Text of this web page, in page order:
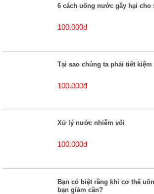
6 cách uống nước gây hại cho
100.000đ
Tại sao chúng ta phải tiết
100.000đ
Xử lý nước nhiễm vôi
100.000đ
Bạn có biệt rằng khi cơ thể
bạn giảm cân?